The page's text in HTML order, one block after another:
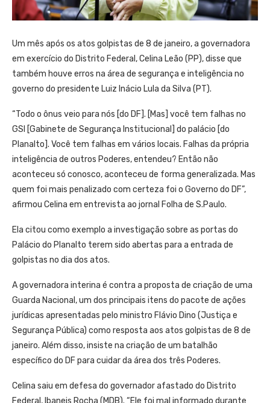
Um mês após os atos golpistas de 8 de janeiro, a governadora
em exercício do Distrito Federal, Celina Leão (PP), disse que
também houve erros na área de segurança e inteligência no
governo do presidente Luiz Inácio Lula da Silva (PT).
“Todo o ônus veio para nós [do DF]. [Mas] você tem falhas no
GSI [Gabinete de Segurança Institucional] do palácio [do
Planalto]. Você tem falhas em vários locais. Falhas da própria
inteligência de outros Poderes, entendeu? Então não
aconteceu só conosco, aconteceu de forma generalizada. Mas
quem foi mais penalizado com certeza foi o Governo do DF”,
afirmou Celina em entrevista ao jornal Folha de S.Paulo.
Ela citou como exemplo a investigação sobre as portas do
Palácio do Planalto terem sido abertas para a entrada de
golpistas no dia dos atos.
A governadora interina é contra a proposta de criação de uma
Guarda Nacional, um dos principais itens do pacote de ações
jurídicas apresentadas pelo ministro Flávio Dino (Justiça e
Segurança Pública) como resposta aos atos golpistas de 8 de
janeiro. Além disso, insiste na criação de um batalhão
específico do DF para cuidar da área dos três Poderes.
Celina saiu em defesa do governador afastado do Distrito
Federal, Ibaneis Rocha (MDB). “Ele foi mal informado durante